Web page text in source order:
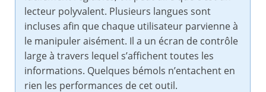
lecteur polyvalent. Plusieurs langues sont
incluses afin que chaque utilisateur parvienne à
le manipuler aisément. Il a un écran de contrôle
large à travers lequel s’affichent toutes les
informations. Quelques bémols n’entachent en
rien les performances de cet outil.